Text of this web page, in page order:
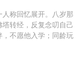
称回忆展开。八岁那
转经，反复念叨自己
不愿他入学；同龄玩